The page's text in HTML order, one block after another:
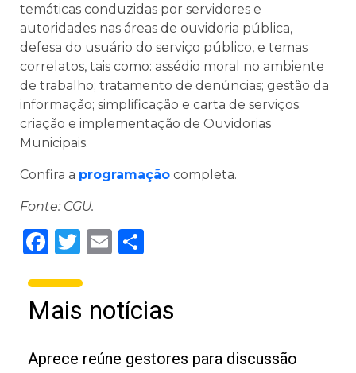
temáticas conduzidas por servidores e
autoridades nas áreas de ouvidoria pública,
defesa do usuário do serviço público, e temas
correlatos, tais como: assédio moral no ambiente
de trabalho; tratamento de denúncias; gestão da
informação; simplificação e carta de serviços;
criação e implementação de Ouvidorias
Municipais.
Confira a programação completa.
Fonte: CGU.
Facebook
Twitter
Email
Mais notícias
Aprece reúne gestores para discussão